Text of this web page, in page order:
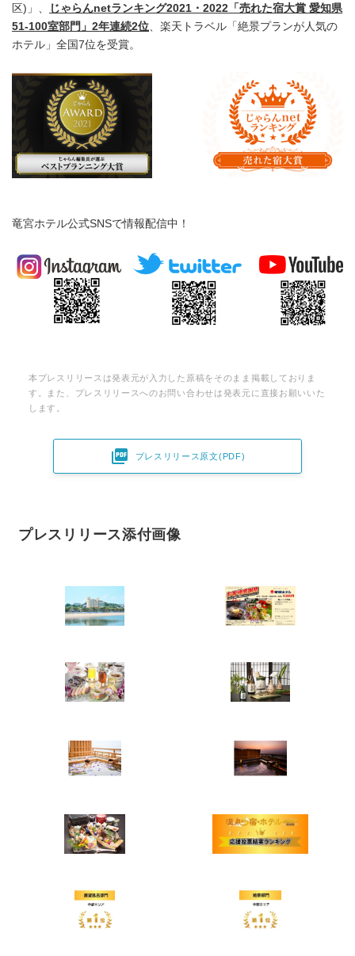
区)」、
じゃらんnetランキング2021 ・ 2022 「売れた宿大賞 愛知県
51-100室部門」 2年連続2位 、楽天トラベル「絶景プランが人気の
ホテル」全国7位を受賞。
竜宮ホテル公式SNSで情報配信中！
本プレスリリースは発表元が入力した原稿をそのまま掲載しておりま
す。また、プレスリリースへのお問い合わせは発表元に直接お願いいた
します。
 プレスリリース原文(PDF)
プレスリリース添付画像